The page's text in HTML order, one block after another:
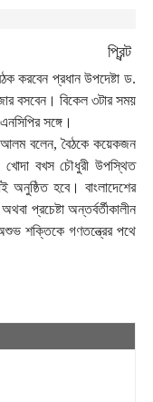
প্রিন্ট
করবেন প্রধান উপদেষ্টা ড.
বসবেন। বিকেল ৩টার সময়
সঙ্গে।
আলম বলেন, বৈঠকে কয়েকজন
খোদা বখস চৌধুরী উপস্থিত
অনুষ্ঠিত হবে। বাংলাদেশের
প্রচেষ্টা অন্তর্বর্তীকালীন
শক্তিকে গণতন্ত্রের পথে